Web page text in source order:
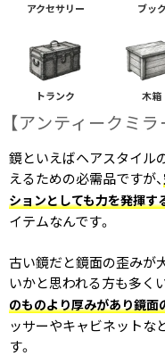
アクセサリー ブック
トランク 木箱
【アンティークミラ
鏡といえばヘアスタイル
えるための必需品ですが、
ションとしても力を発揮す
イテムなんです。
古い鏡だと鏡面の歪みが
いかと思われる方も多く
のものより厚みがあり鏡
ッサーやキャビネットな
す。